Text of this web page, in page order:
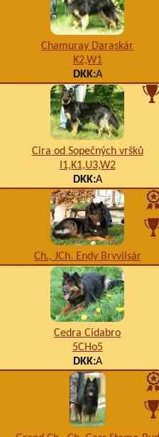
Chamuray Daraskár
K2,W1
DKK:A
Cira od Sopečných vršků
I1,K1,U3,W2
DKK:A
Ch., JCh. Endy Bryvilsár
Cedra Cidabro
5CHo5
DKK:A